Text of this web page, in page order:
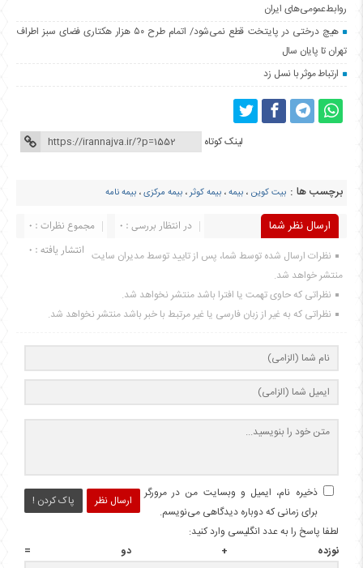
روابط‌عمومی‌های ایران
هیچ درختی در پایتخت قطع نمی‌شود/ اتمام طرح ۵۰ هزار هکتاری فضای سبز اطراف
تهران تا پایان سال
ارتباط موثر با نسل زد
لینک کوتاه
برچسب ها : بیت کوین ، بیمه، بیمه کوثر، بیمه مرکزی، بیمه نامه
ارسال نظر شما مجموع نظرات : 0
در انتظار بررسی : 0
انتشار یافته : 0 نظرات ارسال شده توسط شما، پس از تایید توسط مدیران سایت
منتشر خواهد شد.
نظراتی که حاوی تهمت یا افترا باشد منتشر نخواهد شد.
نظراتی که به غیر از زبان فارسی یا غیر مرتبط با خبر باشد منتشر نخواهد شد.
ارسال نظر پاک کردن !
ذخیره نام، ایمیل و وبسایت من در مرورگر
برای زمانی که دوباره دیدگاهی می‌نویسم.
لطفا پاسخ را به عدد انگلیسی وارد کنید:
نوزده + دو =